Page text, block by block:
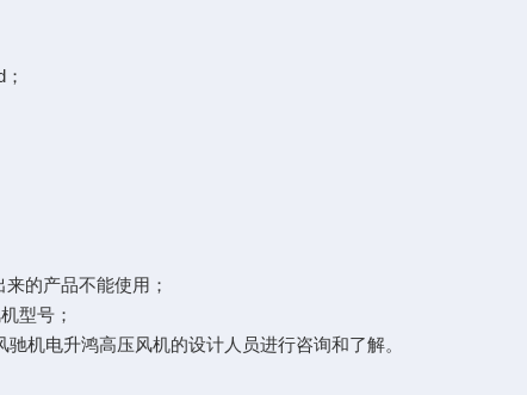
的产品不能使用；
型号；
机电升鸿高压风机的设计人员进行咨询和了解。